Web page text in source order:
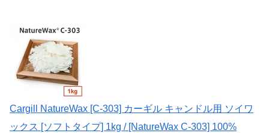
Cargill NatureWax [C-303] カーギル キャンドル用 ソイワ
ックス [ソフトタイプ] 1kg / [NatureWax C-303] 100%